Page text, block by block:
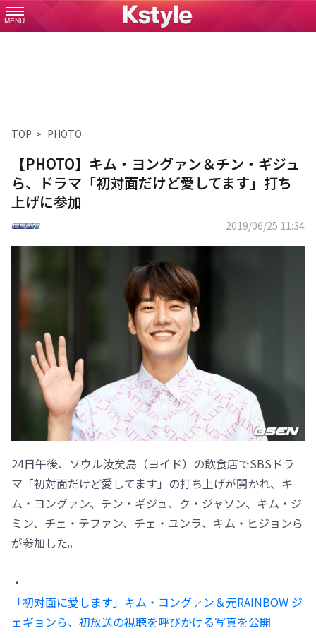
MENU
TOP PHOTO
【PHOTO】キム・ヨングァン＆チン・ギジュ
ら、ドラマ「初対面だけど愛してます」打ち
上げに参加
2019/06/25 11:34
24日午後、ソウル汝矣島（ヨイド）の飲食店でSBSドラ
マ「初対面だけど愛してます」の打ち上げが開かれ、キ
ム・ヨングァン、チン・ギジュ、ク・ジャソン、キム・ジ
ミン、チェ・テファン、チェ・ユンラ、キム・ヒジョンら
が参加した。
・
「初対面に愛します」キム・ヨングァン＆元RAINBOW ジ
ェギョンら、初放送の視聴を呼びかける写真を公開